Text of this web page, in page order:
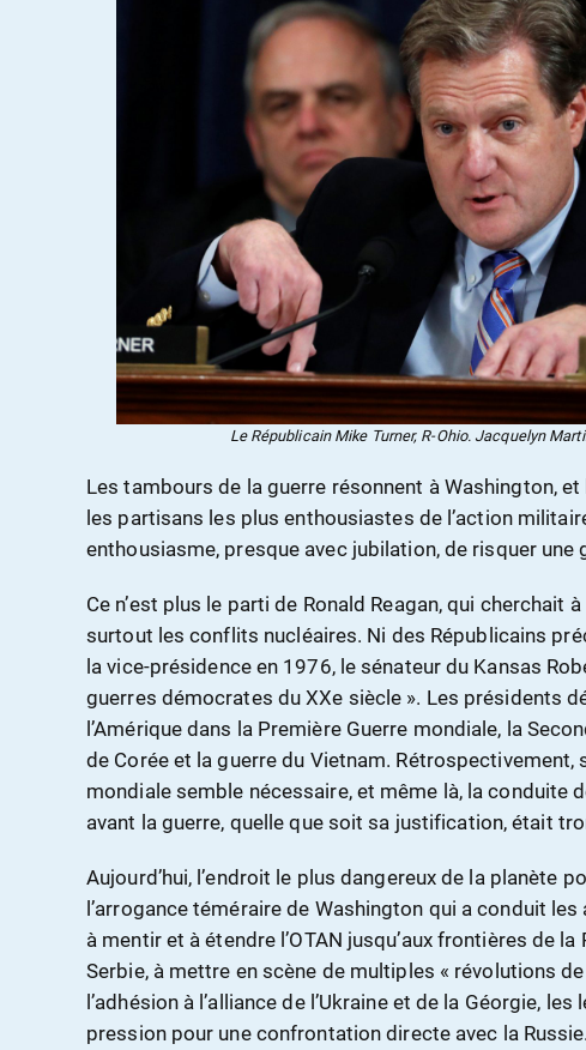
Le Républicain Mike Turner, R-Ohio. Jacquelyn
Les tambours de la guerre résonnent à Washington,
les partisans les plus enthousiastes de l’action
enthousiasme, presque avec jubilation, de risquer une
Ce n’est plus le parti de Ronald Reagan, qui cherchait
surtout les conflits nucléaires. Ni des Républicains
la vice-présidence en 1976, le sénateur du Kansas
guerres démocrates du XXe siècle ». Les présidents
l’Amérique dans la Première Guerre mondiale, la
de Corée et la guerre du Vietnam. Rétrospectivement,
mondiale semble nécessaire, et même là, la conduite
avant la guerre, quelle que soit sa justification, était
Aujourd’hui, l’endroit le plus dangereux de la planète
l’arrogance téméraire de Washington qui a conduit
à mentir et à étendre l’OTAN jusqu’aux frontières de
Serbie, à mettre en scène de multiples « révolutions
l’adhésion à l’alliance de l’Ukraine et de la Géorgie,
pression pour une confrontation directe avec la